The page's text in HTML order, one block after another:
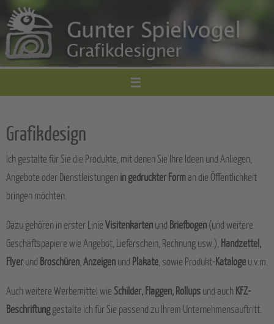
Inhalt
springen
Grafikdesign
Ich gestalte für Sie die Produkte, mit denen Sie Ihre Ideen und Anliegen,
Angebote oder Dienstleistungen in gedruckter Form an die Öffentlichkeit
bringen möchten.
Dazu gehören in erster Linie Visitenkarten und Briefbogen (und weitere
Geschäftspapiere wie Angebot, Lieferschein, Rechnung usw.), Handzettel,
Flyerund Broschüren, Anzeigen und Plakate, sowie Produkt-Kataloge u.v.m.
Auch weitere Werbemittel wie Schilder, Flaggen, Rollups und auch KFZ-
Beschriftunggestalte ich für Sie passend zu Ihrem Unternehmensauftritt.